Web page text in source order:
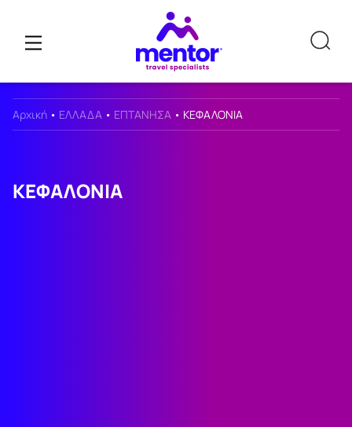
Αρχική • ΕΛΛΑΔΑ • ΕΠΤΑΝΗΣΑ • ΚΕΦΑΛΟΝΙΑ
ΚΕΦΑΛΟΝΙΑ